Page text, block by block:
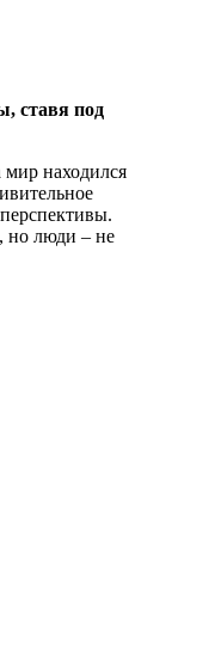
ставя под
находился
но люди – не